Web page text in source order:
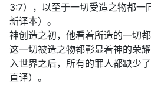
3:7），以至于一切受造之物都一
新译本）。
神创造之初，他看着所造的一切
这一切被造之物都彰显着神的荣
入世界之后，所有的罪人都缺少
直译）。